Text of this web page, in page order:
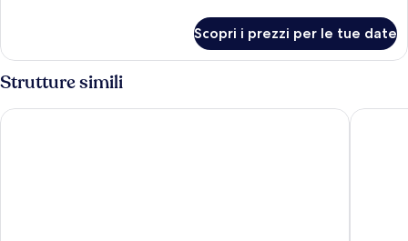
Scopri i prezzi per le tue date
Strutture simili
APA Hotel & Resort Osaka Namba Ekimae Tower Onyado